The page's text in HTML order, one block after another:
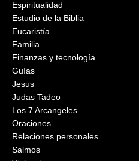
Espiritualidad
Estudio de la Biblia
Eucaristía
Familia
Finanzas y tecnología
Guías
Jesus
Judas Tadeo
Los 7 Arcangeles
Oraciones
Relaciones personales
Salmos